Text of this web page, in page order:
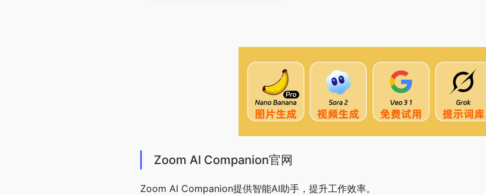
Zoom AI Companion官网
Zoom AI Companion提供智能AI助手，提升工作效率。